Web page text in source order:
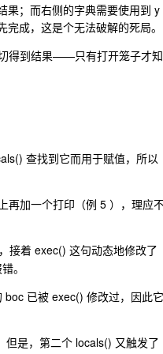
果；而右侧的字典需要使用到 y
成，这是个无法破解的死局。
得到结果——只有打开笼子才知
查找到它而用于赋值，所以
再加一个打印（例 5 ），理应
接着 exec() 这句动态地修改了
。
boc 已被 exec() 修改过，因此它
是，第二个 locals() 又触发了